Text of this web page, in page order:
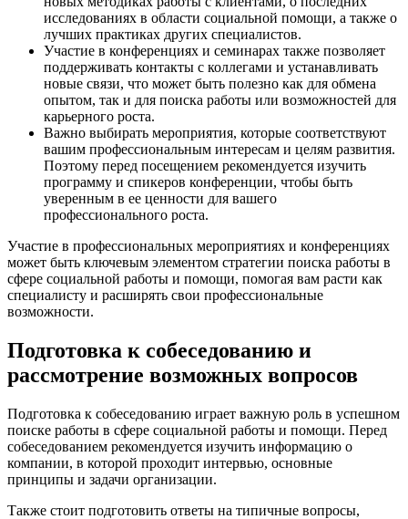
исследованиях в области социальной помощи, а также о
лучших практиках других специалистов.
Участие в конференциях и семинарах также позволяет
поддерживать контакты с коллегами и устанавливать
новые связи, что может быть полезно как для обмена
опытом, так и для поиска работы или возможностей для
карьерного роста.
Важно выбирать мероприятия, которые соответствуют
вашим профессиональным интересам и целям развития.
Поэтому перед посещением рекомендуется изучить
программу и спикеров конференции, чтобы быть
уверенным в ее ценности для вашего
профессионального роста.
Участие в профессиональных мероприятиях и конференциях
может быть ключевым элементом стратегии поиска работы в
сфере социальной работы и помощи, помогая вам расти как
специалисту и расширять свои профессиональные
возможности.
Подготовка к собеседованию и
рассмотрение возможных вопросов
Подготовка к собеседованию играет важную роль в успешном
поиске работы в сфере социальной работы и помощи. Перед
собеседованием рекомендуется изучить информацию о
компании, в которой проходит интервью, основные
принципы и задачи организации.
Также стоит подготовить ответы на типичные вопросы,